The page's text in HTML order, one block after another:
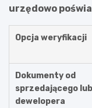
urzędowo
Opcja weryfikacji
Dokumenty od
sprzedającego lub
dewelopera